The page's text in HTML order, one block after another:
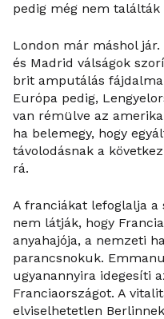
pedig még nem találták
London már máshol
és Madrid válságok
brit amputálás
Európa pedig,
van rémülve az
ha belemegy, hogy
távolodásnak a
rá.
A franciákat lefoglalja a
nem látják, hogy
anyahajója, a nemzeti
parancsnokuk.
ugyanannyira idegesíti
Franciaországot. A
elviselhetetlen